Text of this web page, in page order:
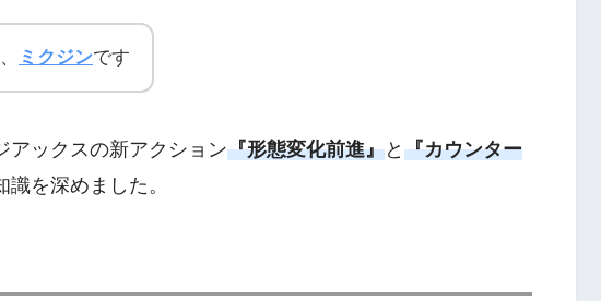
ミクジンです
アックスの新アクション『形態変化前進』と 『カウンター
識を深めました。